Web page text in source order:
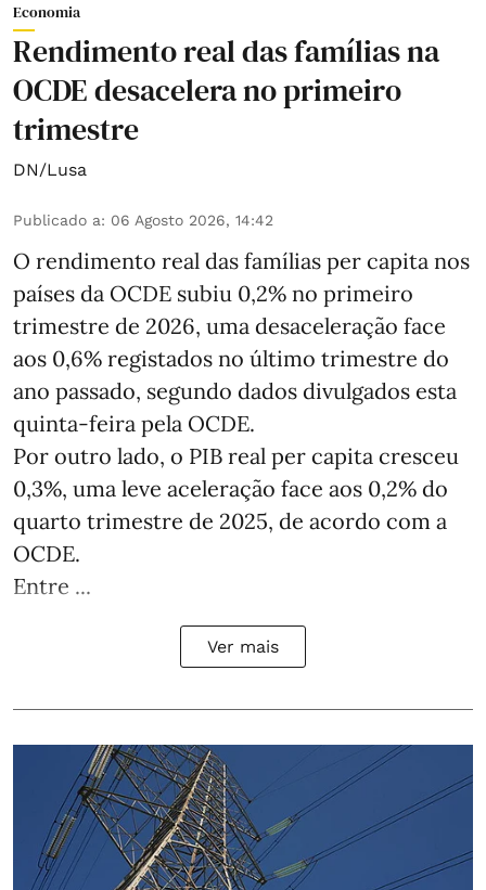
Economia
Rendimento real das famílias na
OCDE desacelera no primeiro
trimestre
DN/Lusa
Publicado a: 06 Agosto 2026, 14:42
O rendimento real das famílias per capita nos
países da OCDE subiu 0,2% no primeiro
trimestre de 2026, uma desaceleração face
aos 0,6% registados no último trimestre do
ano passado, segundo dados divulgados esta
quinta-feira pela OCDE.
Por outro lado, o PIB real per capita cresceu
0,3%, uma leve aceleração face aos 0,2% do
quarto trimestre de 2025, de acordo com a
OCDE.
Entre ...
Ver mais